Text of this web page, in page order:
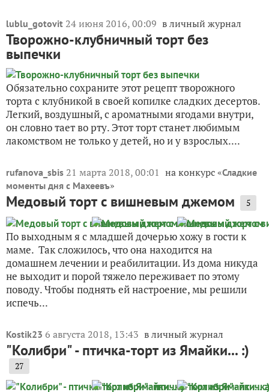
lublu_gotovit 24 июня 2016, 00:09 в личный журнал
Творожно-клубничный торт без
выпечки
Обязательно сохраните этот рецепт творожного
торта с клубникой в своей копилке сладких десертов.
Легкий, воздушный, с ароматными ягодами внутри,
он словно тает во рту. Этот торт станет любимым
лакомством не только у детей, но и у взрослых....
rufanova_sbis 21 марта 2018, 00:01 на конкурс «Сладкие
моменты дня с Махеевъ»
Медовый торт с вишневым джемом 5
По выходным я с младшей дочерью хожу в гости к
маме. Так сложилось, что она находится на
домашнем лечении и реабилитации. Из дома никуда
не выходит и порой тяжело переживает по этому
поводу. Чтобы поднять ей настроение, мы решили
испечь...
Kostik23 6 августа 2018, 13:43 в личный журнал
"Колибри" - птичка-торт из Ямайки... :)
27